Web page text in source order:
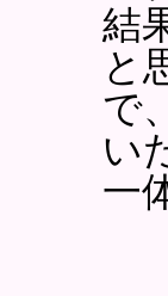
結
と
で
い
一